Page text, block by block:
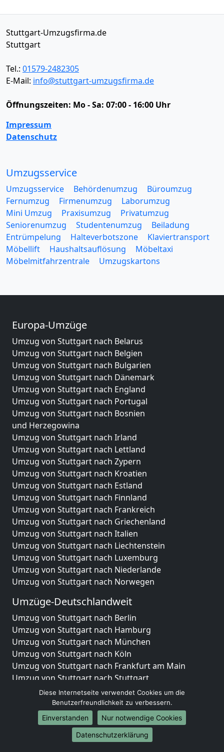
Stuttgart-Umzugsfirma.de
Stuttgart
Tel.: 01579-2482305
E-Mail: info@stuttgart-umzugsfirma.de
Öffnungszeiten: Mo - Sa: 07:00 - 16:00 Uhr
Impressum
Datenschutz
Umzugsservice
Umzugsservice Behördenumzug
Büroumzug
Fernumzug
Firmenumzug
Laborumzug
Mini Umzug
Praxisumzug
Privatumzug
Seniorenumzug
Studentenumzug
Beiladung
Entrümpelung
Halteverbotszone
Klaviertransport
Möbellift
Haushaltsauflösung
Möbeltaxi
Möbelmitfahrzentrale
Umzugskartons
Europa-Umzüge
Umzug von Stuttgart nach Belarus
Umzug von Stuttgart nach Belgien
Umzug von Stuttgart nach Bulgarien
Umzug von Stuttgart nach Dänemark
Umzug von Stuttgart nach England
Umzug von Stuttgart nach Portugal
Umzug von Stuttgart nach Bosnien
und Herzegowina
Umzug von Stuttgart nach Irland
Umzug von Stuttgart nach Lettland
Umzug von Stuttgart nach Zypern
Umzug von Stuttgart nach Kroatien
Umzug von Stuttgart nach Estland
Umzug von Stuttgart nach Finnland
Umzug von Stuttgart nach Frankreich
Umzug von Stuttgart nach Griechenland
Umzug von Stuttgart nach Italien
Umzug von Stuttgart nach Liechtenstein
Umzug von Stuttgart nach Luxemburg
Umzug von Stuttgart nach Niederlande
Umzug von Stuttgart nach Norwegen
Umzüge-Deutschlandweit
Umzug von Stuttgart nach Berlin
Umzug von Stuttgart nach Hamburg
Umzug von Stuttgart nach München
Umzug von Stuttgart nach Köln
Umzug von Stuttgart nach Frankfurt am Main
Umzug von Stuttgart nach Stuttgart
Umzug von Stuttgart nach Düsseldorf
Umzug von Stuttgart nach Leipzig
Umzug von Stuttgart nach Dortmund
Umzug von Stuttgart nach Essen
Umzug von Stuttgart nach Bremen
Diese Internetseite verwendet Cookies um die
Benutzerfreundlichkeit zu verbessern.
Einverstanden
Nur notwendige Cookies
Datenschutzerklärung